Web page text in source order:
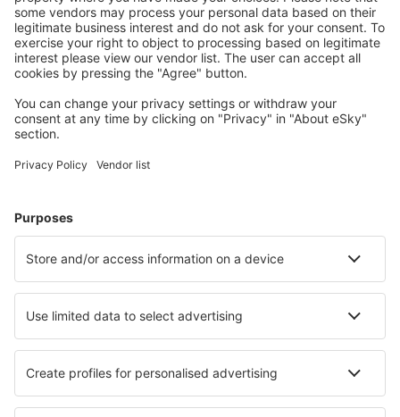
Naplánujte si cestu
Letenky
Ubytování
Let+Hotel
Hotely
Transfery
Sportovní události
Přečtěte si více
Garance nejnižší ceny